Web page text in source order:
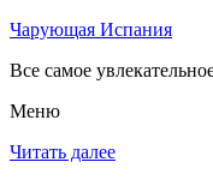
Чарующая Испания
Все самое
Меню
Читать далее